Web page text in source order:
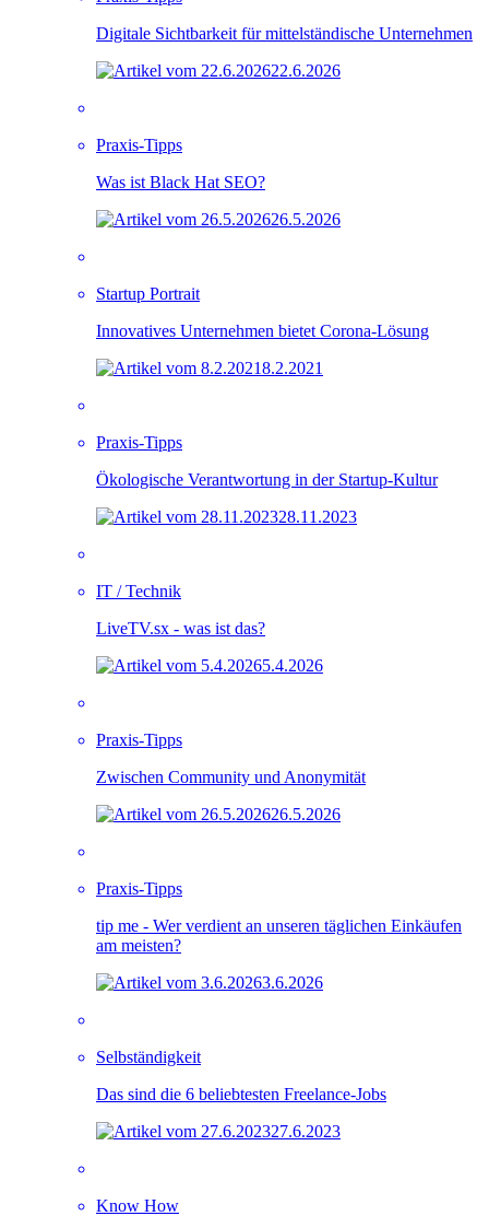
Digitale Sichtbarkeit für mittelständische Unternehmen
22.6.2026
Praxis-Tipps
Was ist Black Hat SEO?
26.5.2026
Startup Portrait
Innovatives Unternehmen bietet Corona-Lösung
8.2.2021
Praxis-Tipps
Ökologische Verantwortung in der Startup-Kultur
28.11.2023
IT / Technik
LiveTV.sx - was ist das?
5.4.2026
Praxis-Tipps
Zwischen Community und Anonymität
26.5.2026
Praxis-Tipps
tip me - Wer verdient an unseren täglichen Einkäufen
am meisten?
3.6.2026
Selbständigkeit
Das sind die 6 beliebtesten Freelance-Jobs
27.6.2023
Know How